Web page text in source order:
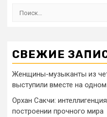
СВЕЖИЕ
Женщины-музыканты из
выступили вместе на
Орхан Сакчи:
построении прочного мира